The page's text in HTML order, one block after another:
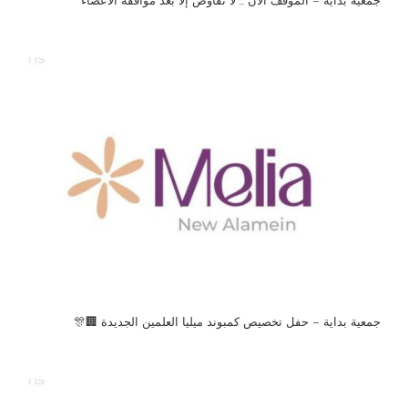
جمعية بداية – حفل تخصيص كمبوند ميليا العلمين الجديدة 🏢🎊